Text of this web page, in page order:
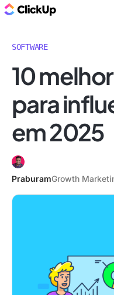
SOFTWARE
10
para
em 2025
PraburamGrowth